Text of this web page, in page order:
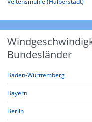
Veltensmühle (Halberstadt)
Bundesländer
Baden-Württemberg
Bayern
Berlin